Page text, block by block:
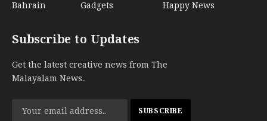
Bahrain
Gadgets
Happy News
Subscribe to Updates
Get the latest creative news from The
Malayalam News..